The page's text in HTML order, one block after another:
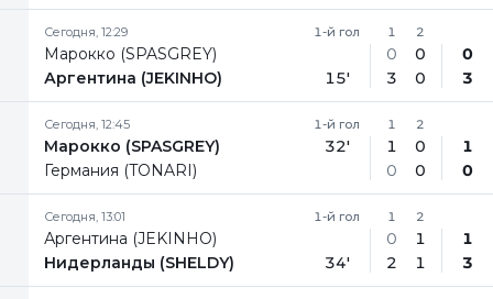
Сегодня, 12:29
Марокко (SPASGREY)
Аргентина (JEKINHO)
1-й гол
15'
1
0
3
2
0
0
0
3
Сегодня, 12:45
Марокко (SPASGREY)
Германия (TONARI)
1-й гол
32'
1
1
0
2
0
0
1
0
Сегодня, 13:01
Аргентина (JEKINHO)
Нидерланды (SHELDY)
1-й гол
34'
1
0
2
2
1
1
1
3